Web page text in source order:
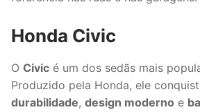
Honda Civic
O Civic é um dos sedãs mais
Produzido pela Honda, ele
durabilidade, design moderno e